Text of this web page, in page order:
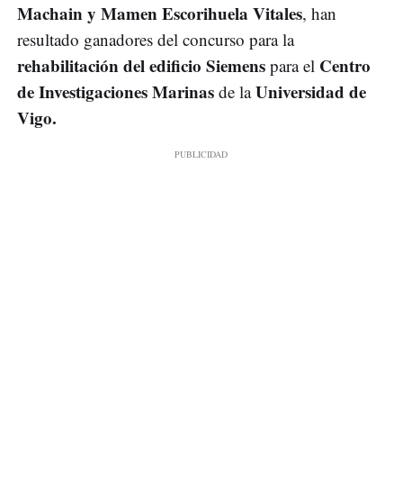
Machain y Mamen Escorihuela Vitales, han
resultado ganadores del concurso para la
rehabilitación del edificio Siemens para el Centro
de Investigaciones Marinas de laUniversidad de
Vigo.